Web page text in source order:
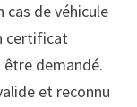
de véhicule
certificat
demandé.
et reconnu